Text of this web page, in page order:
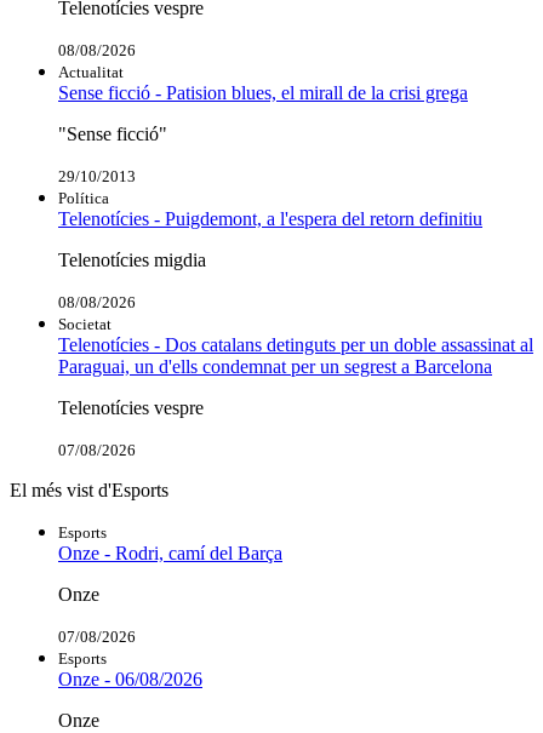
Telenotícies vespre
08/08/2026
Actualitat
Sense ficció - Patision blues, el mirall de la crisi grega
"Sense ficció"
29/10/2013
Política
Telenotícies - Puigdemont, a l'espera del retorn definitiu
Telenotícies migdia
08/08/2026
Societat
Telenotícies - Dos catalans detinguts per un doble assassinat al
Paraguai, un d'ells condemnat per un segrest a Barcelona
Telenotícies vespre
07/08/2026
El més vist d'Esports
Esports
Onze - Rodri, camí del Barça
Onze
07/08/2026
Esports
Onze - 06/08/2026
Onze